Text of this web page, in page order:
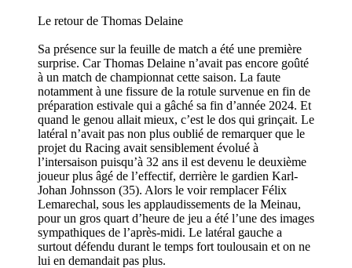
Le retour de Thomas Delaine
Sa présence sur la feuille de match a été une première
surprise. Car Thomas Delaine n’avait pas encore goûté
à un match de championnat cette saison. La faute
notamment à une fissure de la rotule survenue en fin de
préparation estivale qui a gâché sa fin d’année 2024. Et
quand le genou allait mieux, c’est le dos qui grinçait. Le
latéral n’avait pas non plus oublié de remarquer que le
projet du Racing avait sensiblement évolué à
l’intersaison puisqu’à 32 ans il est devenu le deuxième
joueur plus âgé de l’effectif, derrière le gardien Karl-
Johan Johnsson (35). Alors le voir remplacer Félix
Lemarechal, sous les applaudissements de la Meinau,
pour un gros quart d’heure de jeu a été l’une des images
sympathiques de l’après-midi. Le latéral gauche a
surtout défendu durant le temps fort toulousain et on ne
lui en demandait pas plus.